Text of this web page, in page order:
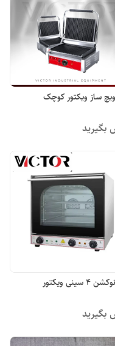
ساز ویکتور کوچک
بگیرید
سینی ویکتور
بگیرید